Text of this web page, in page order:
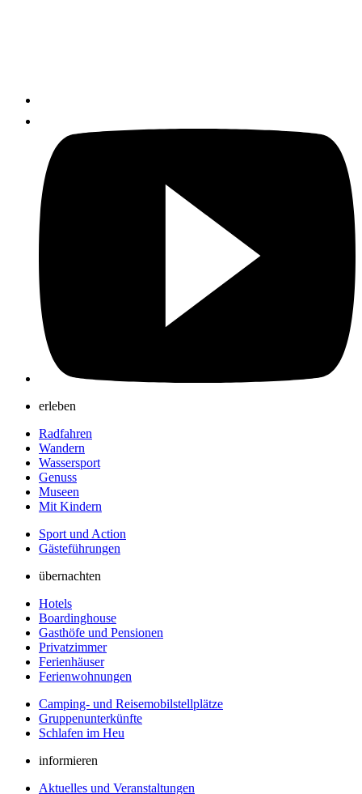
erleben
Radfahren
Wandern
Wassersport
Genuss
Museen
Mit Kindern
Sport und Action
Gästeführungen
übernachten
Hotels
Boardinghouse
Gasthöfe und Pensionen
Privatzimmer
Ferienhäuser
Ferienwohnungen
Camping- und Reisemobilstellplätze
Gruppenunterkünfte
Schlafen im Heu
informieren
Aktuelles und Veranstaltungen